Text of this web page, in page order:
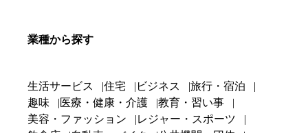
業種から探す
生活サービス 住宅 ビジネス
旅行・宿泊
趣味
医療・健康・介護
教育・習い事
美容・ファッション
レジャー・スポーツ